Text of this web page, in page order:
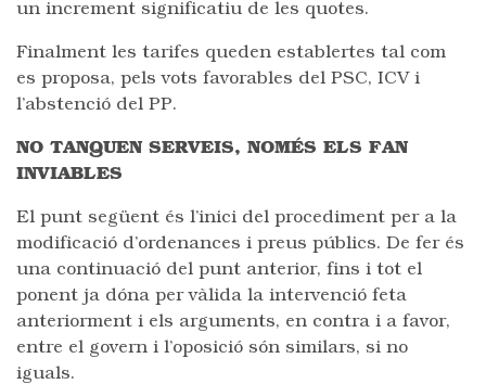
un increment significatiu de les quotes.
Finalment les tarifes queden establertes tal com
es proposa, pels vots favorables del PSC, ICV i
l’abstenció del PP.
NO TANQUEN SERVEIS, NOMÉS ELS FAN
INVIABLES
El punt següent és l’inici del procediment per a la
modificació d’ordenances i preus públics. De fer és
una continuació del punt anterior, fins i tot el
ponent ja dóna per vàlida la intervenció feta
anteriorment i els arguments, en contra i a favor,
entre el govern i l’oposició són similars, si no
iguals.